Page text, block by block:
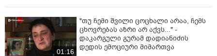
01:16
"თუ ჩემი შვილი ცოცხალი არაა, ჩემს
ცხოვრებას აზრი არ აქვს..." -
დაკარგული გურამ დადიანიძის
დედის ემოციური მიმართვა